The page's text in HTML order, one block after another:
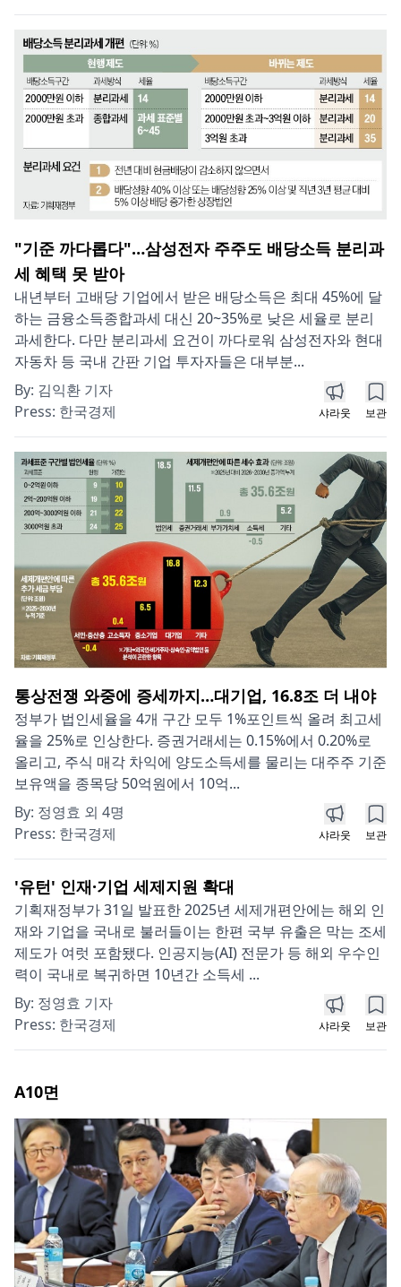
"기준 까다롭다"…삼성전자 주주도 배당소득 분리과
세 혜택 못 받아
내년부터 고배당 기업에서 받은 배당소득은 최대 45%에 달
하는 금융소득종합과세 대신 20~35%로 낮은 세율로 분리
과세한다. 다만 분리과세 요건이 까다로워 삼성전자와 현대
자동차 등 국내 간판 기업 투자자들은 대부분...
By: 김익환 기자
Press: 한국경제 샤라웃 보관
통상전쟁 와중에 증세까지…대기업, 16.8조 더 내야
정부가 법인세율을 4개 구간 모두 1%포인트씩 올려 최고세
율을 25%로 인상한다. 증권거래세는 0.15%에서 0.20%로
올리고, 주식 매각 차익에 양도소득세를 물리는 대주주 기준
보유액을 종목당 50억원에서 10억...
By: 정영효 외 4명
Press: 한국경제 샤라웃 보관
'유턴' 인재·기업 세제지원 확대
기획재정부가 31일 발표한 2025년 세제개편안에는 해외 인
재와 기업을 국내로 불러들이는 한편 국부 유출은 막는 조세
제도가 여럿 포함됐다. 인공지능(AI) 전문가 등 해외 우수인
력이 국내로 복귀하면 10년간 소득세 ...
By: 정영효 기자
Press: 한국경제 샤라웃 보관
A10면